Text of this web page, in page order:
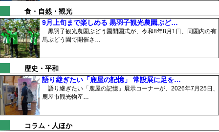
食・自然・観光
9月上旬まで楽しめる 黒羽子観光農園ぶど…
黒羽子観光農園ぶどう園開園式が、令和8年8月1日、同園内の有
馬ぶどう園で開催さ…
歴史・平和
語り継ぎたい「鹿屋の記憶」 常設展に足を…
語り継ぎたい「鹿屋の記憶」展示コーナーが、2026年7月25日、
鹿屋市観光物産…
コラム・人ほか